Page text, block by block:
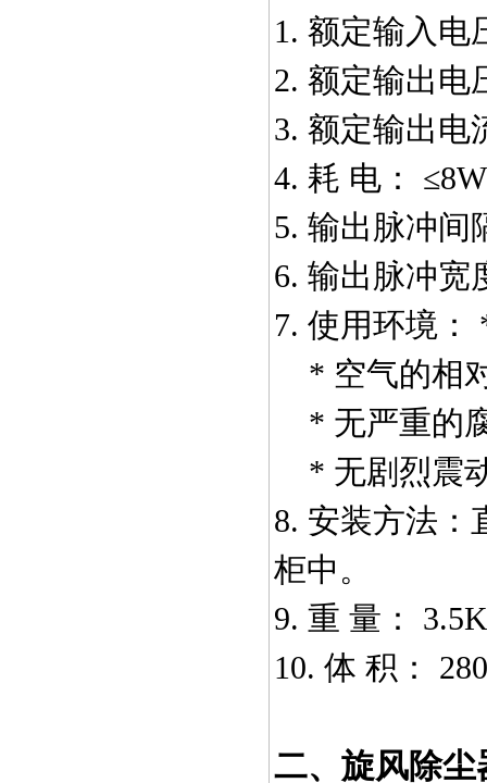
1. 额定输入电
2. 额定输出电
3. 额定输出电
4. 耗 电：
5. 输出脉冲间
6. 输出脉冲宽
7. 使用环境：
* 空气的相
* 无严重的
* 无剧烈震
8. 安装方法：
柜中。
9. 重 量：
10. 体 积：
二、旋风除尘